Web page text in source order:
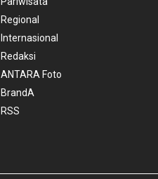
Regional
Internasional
Redaksi
ANTARA Foto
BrandA
RSS